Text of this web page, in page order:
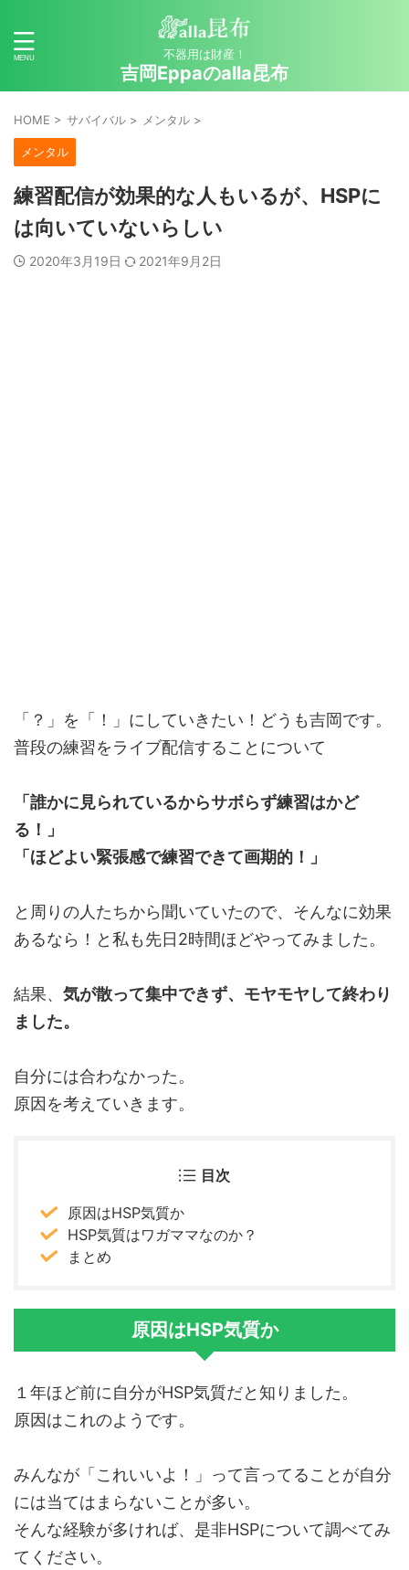
不器用は財産！
吉岡Eppaのalla昆布
HOME > サバイバル > メンタル >
メンタル
練習配信が効果的な人もいるが、HSPに
は向いていないらしい
2020年3月19日 2021年9月2日
「？」を「！」にしていきたい！どうも吉岡です。
普段の練習をライブ配信することについて
「誰かに見られているからサボらず練習はかど
る！」
「ほどよい緊張感で練習できて画期的！」
と周りの人たちから聞いていたので、そんなに効果
あるなら！と私も先日2時間ほどやってみました。
結果、 気が散って集中できず、モヤモヤして終わり
ました。
自分には合わなかった。
原因を考えていきます。
目次
原因はHSP気質か
HSP気質はワガママなのか？
まとめ
原因はHSP気質か
１年ほど前に自分がHSP気質だと知りました。
原因はこれのようです。
みんなが「これいいよ！」って言ってることが自分
には当てはまらないことが多い。
そんな経験が多ければ、是非HSPについて調べてみ
てください。